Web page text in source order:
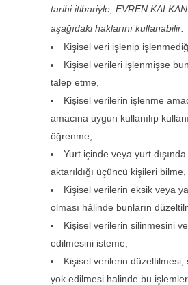
tarihi itibariyle, EVREN
aşağıdaki haklarını kullanabilir:
Kişisel veri işlenip
Kişisel verileri işlenmişse
talep etme,
Kişisel verilerin işlenme
amacına uygun kullanılıp
öğrenme,
Yurt içinde veya yurt
aktarıldığı üçüncü kişileri bilme,
Kişisel verilerin eksik veya
olması hâlinde bunların
Kişisel verilerin silinmesini
edilmesini isteme,
Kişisel verilerin düzeltilmesi,
yok edilmesi halinde bu